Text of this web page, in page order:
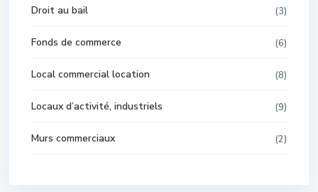
Droit au bail (3)
Fonds de commerce (6)
Local commercial location (8)
Locaux d’activité, industriels (9)
Murs commerciaux (2)